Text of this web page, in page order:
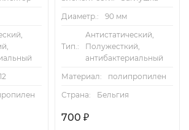
12
Диаметр.:
90 мм
Тип.:
Антистатический,
Полужесткий,
антибактериальный
Материал:
полипропилен
Страна:
Бельгия
700 ₽